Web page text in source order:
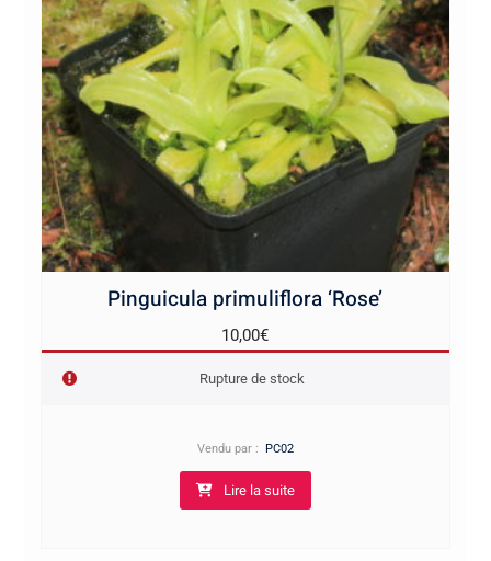
Pinguicula primuliflora ‘Rose’
10,00€
Rupture de stock
Vendu par : PC02
Lire la suite